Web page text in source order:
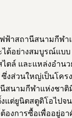
าสถานีสนามกีฬา
ด้อย่างสมบูรณ์แบ
ตล์ และแหล่งอำ
งส่วนใหญ่เป็นโ
ามกีฬาแห่งชาติมี
แต่ยูนิตสตูดิโอไป
งการซื้อเพื่ออยู่